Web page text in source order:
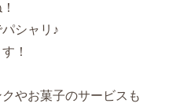
シャリ♪
！
やお菓子のサービスも